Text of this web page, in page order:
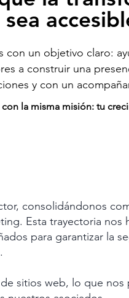
con un objetivo claro:
a construir una
y con un
la misma misión: tu
consolidándonos
Esta trayectoria nos
para garantizar la
sitios web, lo que nos